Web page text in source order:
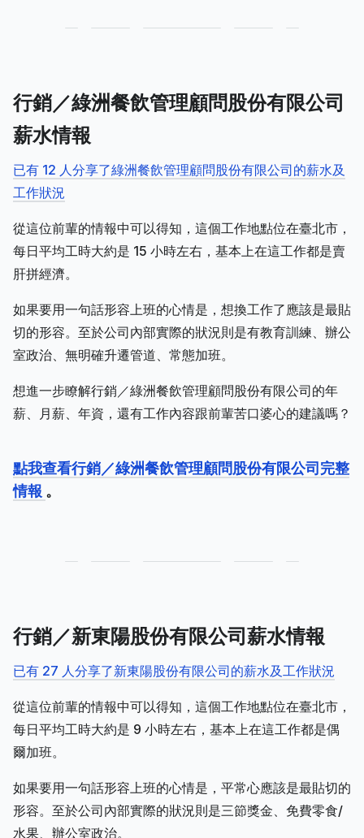
行銷／綠洲餐飲管理顧問股份有限公司
薪水情報
已有 12 人分享了綠洲餐飲管理顧問股份有限公司的薪水及
工作狀況
從這位前輩的情報中可以得知，這個工作地點位在臺北市，
每日平均工時大約是 15 小時左右，基本上在這工作都是賣
肝拼經濟。
如果要用一句話形容上班的心情是，想換工作了應該是最貼
切的形容。至於公司內部實際的狀況則是有教育訓練、辦公
室政治、無明確升遷管道、常態加班。
想進一步瞭解行銷／綠洲餐飲管理顧問股份有限公司的年
薪、月薪、年資，還有工作內容跟前輩苦口婆心的建議嗎？
點我查看行銷／綠洲餐飲管理顧問股份有限公司完整
情報 。
行銷／新東陽股份有限公司薪水情報
已有 27 人分享了新東陽股份有限公司的薪水及工作狀況
從這位前輩的情報中可以得知，這個工作地點位在臺北市，
每日平均工時大約是 9 小時左右，基本上在這工作都是偶
爾加班。
如果要用一句話形容上班的心情是，平常心應該是最貼切的
形容。至於公司內部實際的狀況則是三節獎金、免費零食/
水果、辦公室政治。